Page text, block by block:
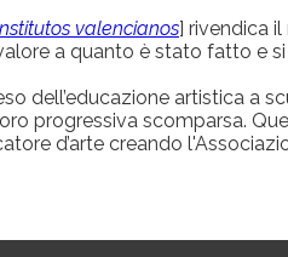
valencianos] rivendica il
a quanto è stato fatto e
dell’educazione artistica a
progressiva scomparsa.
d’arte creando